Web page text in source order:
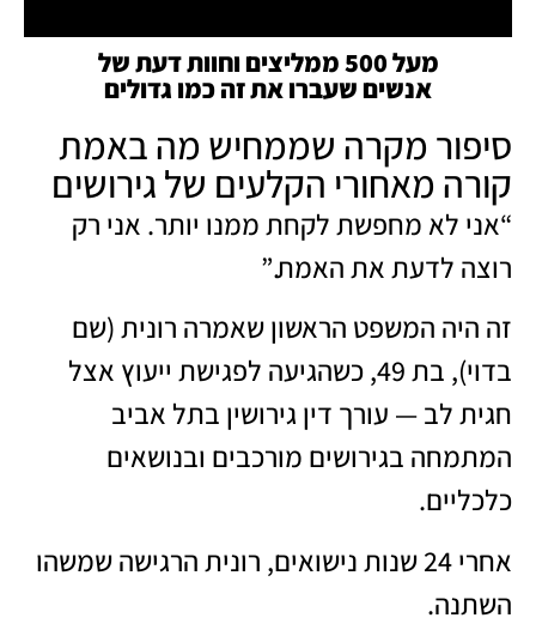
מעל 500 ממליצים וחוות דעת של
אנשים שעברו את זה כמו גדולים
סיפור מקרה שממחיש מה באמת
קורה מאחורי הקלעים של גירושים
“אני לא מחפשת לקחת ממנו יותר. אני רק
רוצה לדעת את האמת.”
זה היה המשפט הראשון שאמרה רונית (שם
בדוי), בת 49, כשהגיעה לפגישת ייעוץ אצל
חגית לב — עורך דין גירושין בתל אביב
המתמחה בגירושים מורכבים ובנושאים
כלכליים.
אחרי 24 שנות נישואים, רונית הרגישה שמשהו
השתנה.